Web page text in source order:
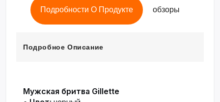
Подробности О Продукте обзоры
Подробное Описание
Мужская бритва Gillette